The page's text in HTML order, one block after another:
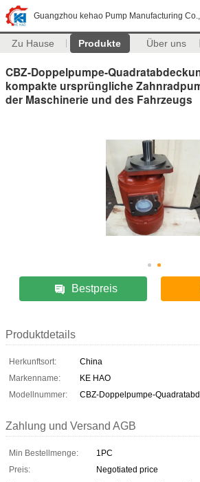
Guangzhou kehao Pump Manufacturing
Zu Hause Produkte Über uns
CBZ-Doppelpumpe-
kompakte ursprüngliche
der Maschinerie und des Fahrzeugs
Bestpreis
Produktdetails
Herkunftsort:
China
Markenname:
KE HAO
Modellnummer:
CBZ-Doppelpumpe-
Zahlung und Versand AGB
Min Bestellmenge:
1PC
Preis:
Negotiated price